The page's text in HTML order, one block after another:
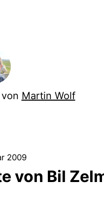
Martin Wolf
2009
von Bil